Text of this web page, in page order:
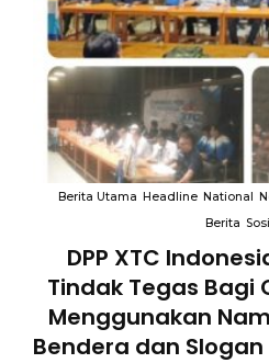
Berita Utama Headline National
Berita
DPP XTC
Tindak Tegas Bagi
Menggunakan
Bendera dan